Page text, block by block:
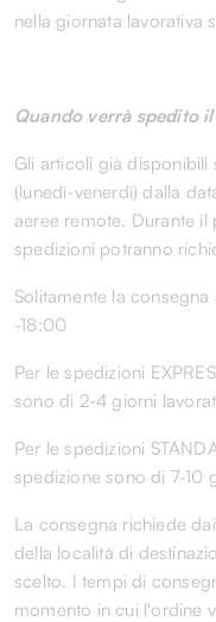
nella giornata lavorativa
Quando verrà spedito
Gli articoli già disponibili
(lunedì-venerdì) dalla
aeree remote. Durante
spedizioni potranno
Solitamente la
-18:00
Per le spedizioni
sono di 2-4 giorni
Per le spedizioni
spedizione sono di 7-10
La consegna richiede
della località di
scelto. I tempi di
momento in cui l'ordine